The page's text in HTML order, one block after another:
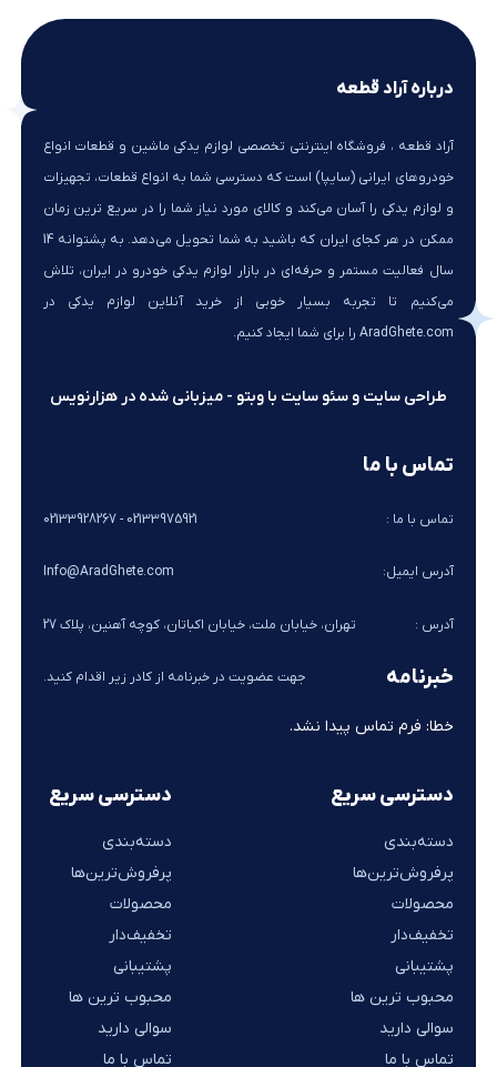
درباره آراد قطعه
آراد قطعه ، فروشگاه اینترنتی تخصصی لوازم یدکی ماشین و قطعات انواع
خودروهای ایرانی (سایپا) است که دسترسی شما به انواع قطعات، تجهیزات
و لوازم یدکی را آسان می‌کند و کالای مورد نیاز شما را در سریع ترین زمان
ممکن در هر کجای ایران که باشید به شما تحویل می‌دهد. به پشتوانه 14
سال فعالیت مستمر و حرفه‌ای در بازار لوازم یدکی خودرو در ایران، تلاش
می‌کنیم تا تجربه بسیار خوبی از خرید آنلاین لوازم یدکی در
AradGhete.com را برای شما ایجاد کنیم.
دسترسی سریع
دسته‌بندی
پرفروش‌ترین‌ها
محصولات
تخفیف‌دار
پشتیبانی
محبوب ترین ها
سوالی دارید
تماس با ما
تماس با ما
تماس با ما : 02133975921 - 02133928267
آدرس ایمیل: Info@AradGhete.com
آدرس : تهران، خیابان ملت، خیابان اکباتان، کوچه آهنین، پلاک 27
خبرنامه جهت عضویت در خبرنامه از کادر زیر اقدام کنید.
خطا: فرم تماس پیدا نشد.
دسترسی سریع
دسته‌بندی
پرفروش‌ترین‌ها
محصولات
تخفیف‌دار
پشتیبانی
محبوب ترین ها
سوالی دارید
تماس با ما
طراحی سایت و سئو سایت با وبتو - میزبانی شده در هزارنویس